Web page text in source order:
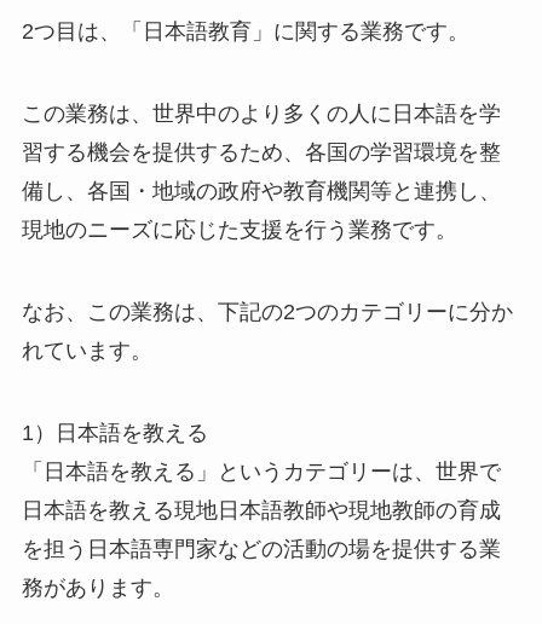
2つ目は、「日本語教育」に関する業務です。
この業務は、世界中のより多くの人に日本語を学
習する機会を提供するため、各国の学習環境を整
備し、各国・地域の政府や教育機関等と連携し、
現地のニーズに応じた支援を行う業務です。
なお、この業務は、下記の2つのカテゴリーに分か
れています。
1）日本語を教える
「日本語を教える」というカテゴリーは、世界で
日本語を教える現地日本語教師や現地教師の育成
を担う日本語専門家などの活動の場を提供する業
務があります。